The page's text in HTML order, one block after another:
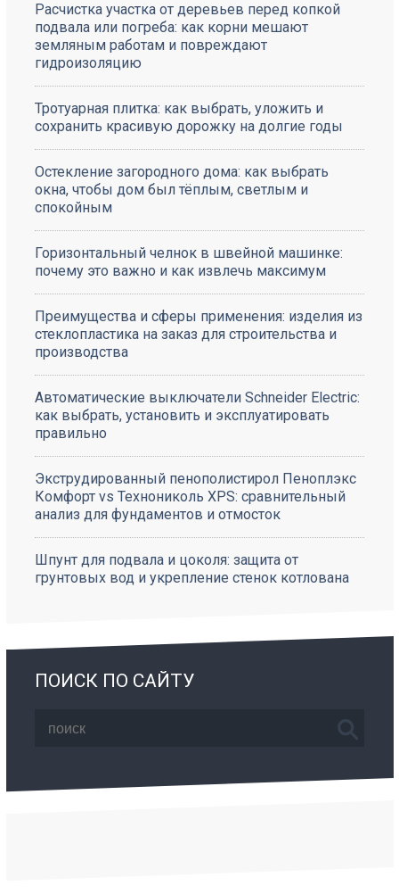
Расчистка участка от деревьев перед копкой
подвала или погреба: как корни мешают
земляным работам и повреждают
гидроизоляцию
Тротуарная плитка: как выбрать, уложить и
сохранить красивую дорожку на долгие годы
Остекление загородного дома: как выбрать
окна, чтобы дом был тёплым, светлым и
спокойным
Горизонтальный челнок в швейной машинке:
почему это важно и как извлечь максимум
Преимущества и сферы применения: изделия из
стеклопластика на заказ для строительства и
производства
Автоматические выключатели Schneider Electric:
как выбрать, установить и эксплуатировать
правильно
Экструдированный пенополистирол Пеноплэкс
Комфорт vs Технониколь XPS: сравнительный
анализ для фундаментов и отмосток
Шпунт для подвала и цоколя: защита от
грунтовых вод и укрепление стенок котлована
ПОИСК ПО САЙТУ